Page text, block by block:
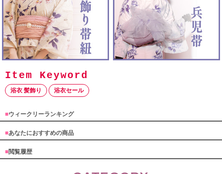
浴衣 髪飾り 浴衣セール
■ウィークリーランキング
■あなたにおすすめの商品
■閲覧履歴